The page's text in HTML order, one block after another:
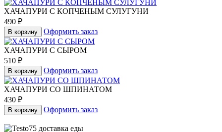
ХАЧАПУРИ С КОПЧЕНЫМ СУЛУГУНИ
490 ₽
В корзину Оформить заказ
ХАЧАПУРИ С СЫРОМ
510 ₽
В корзину Оформить заказ
ХАЧАПУРИ СО ШПИНАТОМ
430 ₽
В корзину Оформить заказ